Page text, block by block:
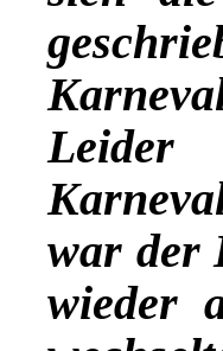
war der
wieder